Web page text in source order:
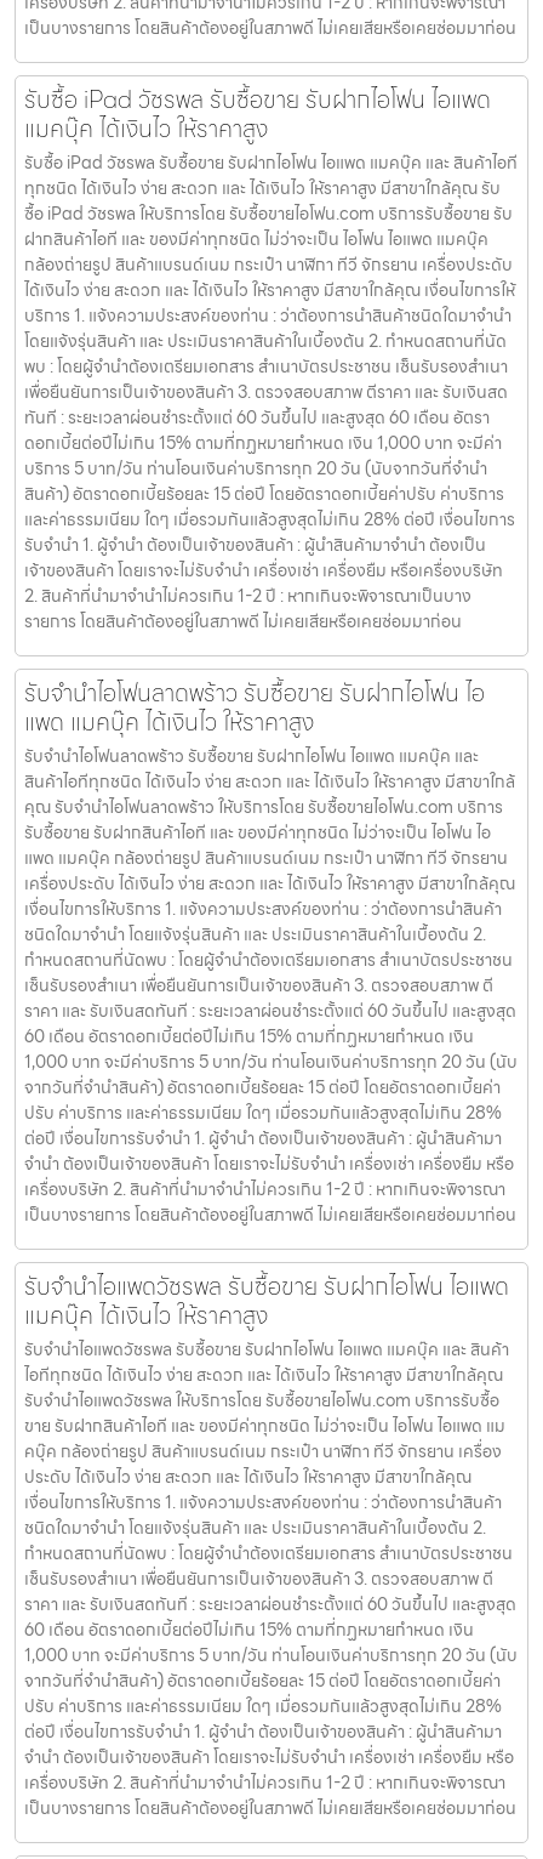
เป็นบางรายการ โดยสินค้าต้องอยู่ในสภาพดี ไม่เคยเสียหรือเคยซ่อมมาก่อน
รับซื้อ iPad วัชรพล รับซื้อขาย รับฝากไอโฟน ไอแพด
แมคบุ๊ค ได้เงินไว ให้ราคาสูง
รับซื้อ iPad วัชรพล รับซื้อขาย รับฝากไอโฟน ไอแพด แมคบุ๊ค และ สินค้าไอที
ทุกชนิด ได้เงินไว ง่าย สะดวก และ ได้เงินไว ให้ราคาสูง มีสาขาใกล้คุณ รับ
ซื้อ iPad วัชรพล ให้บริการโดย รับซื้อขายไอโฟน.com บริการรับซื้อขาย รับ
ฝากสินค้าไอที และ ของมีค่าทุกชนิด ไม่ว่าจะเป็น ไอโฟน ไอแพด แมคบุ๊ค
กล้องถ่ายรูป สินค้าแบรนด์เนม กระเป๋า นาฬิกา ทีวี จักรยาน เครื่องประดับ
ได้เงินไว ง่าย สะดวก และ ได้เงินไว ให้ราคาสูง มีสาขาใกล้คุณ เงื่อนไขการให้
บริการ 1. แจ้งความประสงค์ของท่าน : ว่าต้องการนำสินค้าชนิดใดมาจำนำ
โดยแจ้งรุ่นสินค้า และ ประเมินราคาสินค้าในเบื้องต้น 2. กำหนดสถานที่นัด
พบ : โดยผู้จำนำต้องเตรียมเอกสาร สำเนาบัตรประชาชน เซ็นรับรองสำเนา
เพื่อยืนยันการเป็นเจ้าของสินค้า 3. ตรวจสอบสภาพ ตีราคา และ รับเงินสด
ทันที : ระยะเวลาผ่อนชำระตั้งแต่ 60 วันขึ้นไป และสูงสุด 60 เดือน อัตรา
ดอกเบี้ยต่อปีไม่เกิน 15% ตามที่กฏหมายกำหนด เงิน 1,000 บาท จะมีค่า
บริการ 5 บาท/วัน ท่านโอนเงินค่าบริการทุก 20 วัน (นับจากวันที่จำนำ
สินค้า) อัตราดอกเบี้ยร้อยละ 15 ต่อปี โดยอัตราดอกเบี้ยค่าปรับ ค่าบริการ
และค่าธรรมเนียม ใดๆ เมื่อรวมกันแล้วสูงสุดไม่เกิน 28% ต่อปี เงื่อนไขการ
รับจำนำ 1. ผู้จำนำ ต้องเป็นเจ้าของสินค้า : ผู้นำสินค้ามาจำนำ ต้องเป็น
เจ้าของสินค้า โดยเราจะไม่รับจำนำ เครื่องเช่า เครื่องยืม หรือเครื่องบริษัท
2. สินค้าที่นำมาจำนำไม่ควรเกิน 1-2 ปี : หากเกินจะพิจารณาเป็นบาง
รายการ โดยสินค้าต้องอยู่ในสภาพดี ไม่เคยเสียหรือเคยซ่อมมาก่อน
รับจำนำไอโฟนลาดพร้าว รับซื้อขาย รับฝากไอโฟน ไอ
แพด แมคบุ๊ค ได้เงินไว ให้ราคาสูง
รับจำนำไอโฟนลาดพร้าว รับซื้อขาย รับฝากไอโฟน ไอแพด แมคบุ๊ค และ
สินค้าไอทีทุกชนิด ได้เงินไว ง่าย สะดวก และ ได้เงินไว ให้ราคาสูง มีสาขาใกล้
คุณ รับจำนำไอโฟนลาดพร้าว ให้บริการโดย รับซื้อขายไอโฟน.com บริการ
รับซื้อขาย รับฝากสินค้าไอที และ ของมีค่าทุกชนิด ไม่ว่าจะเป็น ไอโฟน ไอ
แพด แมคบุ๊ค กล้องถ่ายรูป สินค้าแบรนด์เนม กระเป๋า นาฬิกา ทีวี จักรยาน
เครื่องประดับ ได้เงินไว ง่าย สะดวก และ ได้เงินไว ให้ราคาสูง มีสาขาใกล้คุณ
เงื่อนไขการให้บริการ 1. แจ้งความประสงค์ของท่าน : ว่าต้องการนำสินค้า
ชนิดใดมาจำนำ โดยแจ้งรุ่นสินค้า และ ประเมินราคาสินค้าในเบื้องต้น 2.
กำหนดสถานที่นัดพบ : โดยผู้จำนำต้องเตรียมเอกสาร สำเนาบัตรประชาชน
เซ็นรับรองสำเนา เพื่อยืนยันการเป็นเจ้าของสินค้า 3. ตรวจสอบสภาพ ตี
ราคา และ รับเงินสดทันที : ระยะเวลาผ่อนชำระตั้งแต่ 60 วันขึ้นไป และสูงสุด
60 เดือน อัตราดอกเบี้ยต่อปีไม่เกิน 15% ตามที่กฏหมายกำหนด เงิน
1,000 บาท จะมีค่าบริการ 5 บาท/วัน ท่านโอนเงินค่าบริการทุก 20 วัน (นับ
จากวันที่จำนำสินค้า) อัตราดอกเบี้ยร้อยละ 15 ต่อปี โดยอัตราดอกเบี้ยค่า
ปรับ ค่าบริการ และค่าธรรมเนียม ใดๆ เมื่อรวมกันแล้วสูงสุดไม่เกิน 28%
ต่อปี เงื่อนไขการรับจำนำ 1. ผู้จำนำ ต้องเป็นเจ้าของสินค้า : ผู้นำสินค้ามา
จำนำ ต้องเป็นเจ้าของสินค้า โดยเราจะไม่รับจำนำ เครื่องเช่า เครื่องยืม หรือ
เครื่องบริษัท 2. สินค้าที่นำมาจำนำไม่ควรเกิน 1-2 ปี : หากเกินจะพิจารณา
เป็นบางรายการ โดยสินค้าต้องอยู่ในสภาพดี ไม่เคยเสียหรือเคยซ่อมมาก่อน
รับจำนำไอแพดวัชรพล รับซื้อขาย รับฝากไอโฟน ไอแพด
แมคบุ๊ค ได้เงินไว ให้ราคาสูง
รับจำนำไอแพดวัชรพล รับซื้อขาย รับฝากไอโฟน ไอแพด แมคบุ๊ค และ สินค้า
ไอทีทุกชนิด ได้เงินไว ง่าย สะดวก และ ได้เงินไว ให้ราคาสูง มีสาขาใกล้คุณ
รับจำนำไอแพดวัชรพล ให้บริการโดย รับซื้อขายไอโฟน.com บริการรับซื้อ
ขาย รับฝากสินค้าไอที และ ของมีค่าทุกชนิด ไม่ว่าจะเป็น ไอโฟน ไอแพด แม
คบุ๊ค กล้องถ่ายรูป สินค้าแบรนด์เนม กระเป๋า นาฬิกา ทีวี จักรยาน เครื่อง
ประดับ ได้เงินไว ง่าย สะดวก และ ได้เงินไว ให้ราคาสูง มีสาขาใกล้คุณ
เงื่อนไขการให้บริการ 1. แจ้งความประสงค์ของท่าน : ว่าต้องการนำสินค้า
ชนิดใดมาจำนำ โดยแจ้งรุ่นสินค้า และ ประเมินราคาสินค้าในเบื้องต้น 2.
กำหนดสถานที่นัดพบ : โดยผู้จำนำต้องเตรียมเอกสาร สำเนาบัตรประชาชน
เซ็นรับรองสำเนา เพื่อยืนยันการเป็นเจ้าของสินค้า 3. ตรวจสอบสภาพ ตี
ราคา และ รับเงินสดทันที : ระยะเวลาผ่อนชำระตั้งแต่ 60 วันขึ้นไป และสูงสุด
60 เดือน อัตราดอกเบี้ยต่อปีไม่เกิน 15% ตามที่กฏหมายกำหนด เงิน
1,000 บาท จะมีค่าบริการ 5 บาท/วัน ท่านโอนเงินค่าบริการทุก 20 วัน (นับ
จากวันที่จำนำสินค้า) อัตราดอกเบี้ยร้อยละ 15 ต่อปี โดยอัตราดอกเบี้ยค่า
ปรับ ค่าบริการ และค่าธรรมเนียม ใดๆ เมื่อรวมกันแล้วสูงสุดไม่เกิน 28%
ต่อปี เงื่อนไขการรับจำนำ 1. ผู้จำนำ ต้องเป็นเจ้าของสินค้า : ผู้นำสินค้ามา
จำนำ ต้องเป็นเจ้าของสินค้า โดยเราจะไม่รับจำนำ เครื่องเช่า เครื่องยืม หรือ
เครื่องบริษัท 2. สินค้าที่นำมาจำนำไม่ควรเกิน 1-2 ปี : หากเกินจะพิจารณา
เป็นบางรายการ โดยสินค้าต้องอยู่ในสภาพดี ไม่เคยเสียหรือเคยซ่อมมาก่อน